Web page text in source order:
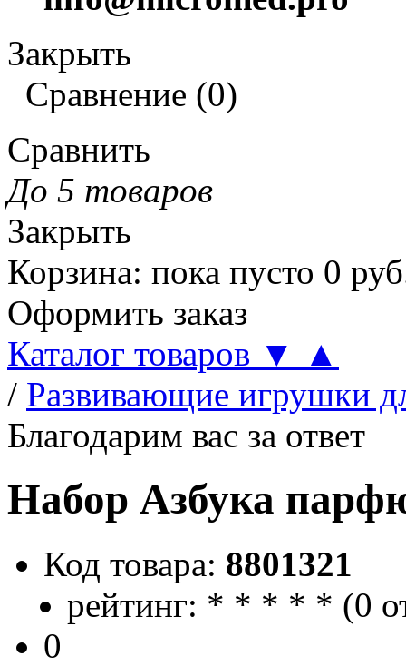
Закрыть
Сравнение (0)
Сравнить
До 5 товаров
Закрыть
Корзина: пока пусто 0
Оформить заказ
Каталог товаров ▼
▲
/ Развивающие игрушки
Благодарим вас за ответ
Набор Азбука
Код товара: 8801321
рейтинг: * * * * * (0
0